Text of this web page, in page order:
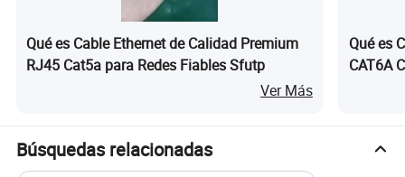
Qué es Cable Ethernet de Calidad Premium
RJ45 Cat5a para Redes Fiables Sfutp
Ver Más
Qué es
CAT6A
Búsquedas relacionadas